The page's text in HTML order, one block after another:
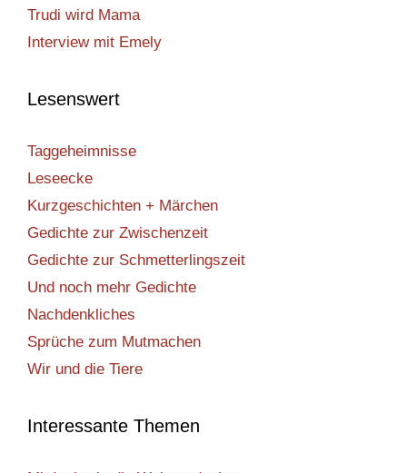
Trudi wird Mama
Interview mit Emely
Lesenswert
Taggeheimnisse
Leseecke
Kurzgeschichten + Märchen
Gedichte zur Zwischenzeit
Gedichte zur Schmetterlingszeit
Und noch mehr Gedichte
Nachdenkliches
Sprüche zum Mutmachen
Wir und die Tiere
Interessante Themen